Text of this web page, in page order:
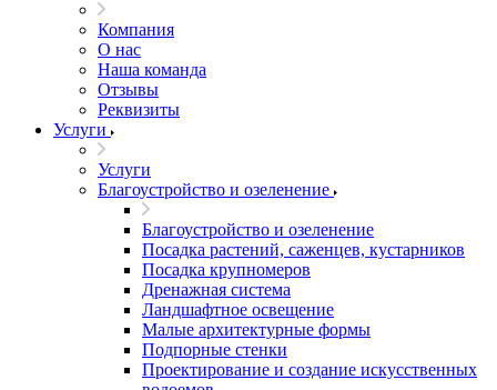
Компания
О нас
Наша команда
Отзывы
Реквизиты
Услуги
Услуги
Благоустройство и озеленение
Благоустройство и озеленение
Посадка растений, саженцев, кустарников
Посадка крупномеров
Дренажная система
Ландшафтное освещение
Малые архитектурные формы
Подпорные стенки
Проектирование и создание искусственных